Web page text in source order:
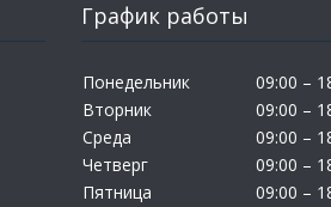
График работы
Понедельник
09:00 –
Вторник
09:00 –
Среда
09:00 –
Четверг
09:00 –
Пятница
09:00 –